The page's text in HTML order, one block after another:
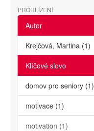
PROHLÍŽENÍ
Autor
Krejčová, Martina (1)
Klíčové slovo
domov pro seniory (1)
motivace (1)
motivation (1)